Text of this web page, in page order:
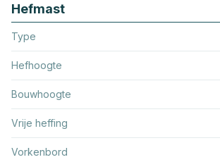
Hefmast
Type
Hefhoogte
Bouwhoogte
Vrije heffing
Vorkenbord